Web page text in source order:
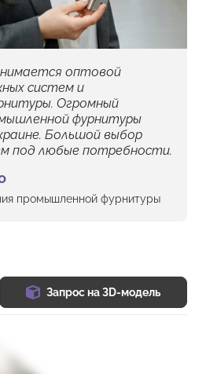
оптовой
систем и
Огромный
фурнитуры
Большой выбор
под любые потребности.
промышленной фурнитуры
Запрос на 3D-модель